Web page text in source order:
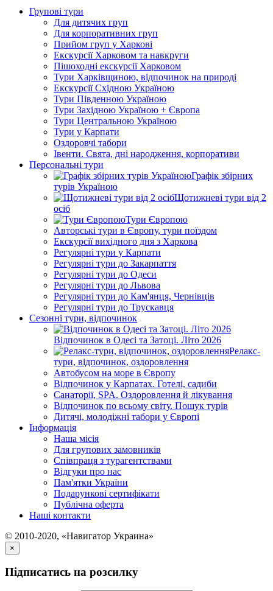
Групові тури
Для дитячих груп
Для корпоративних груп
Прийом груп у Харкові
Екскурсії Харковом та навкруги
Пішоходні екскурсії Харковом
Тури Харківщиною, відпочинок на природі
Екскурсії Східною Україною
Тури Південною Україною
Тури Західною Україною + Європа
Тури Центральною Україною
Тури у Карпати
Оздоровчі табори
Івенти. Свята, дні народження, корпоративи
Персональні тури
Графік збірних
турів Україною
Щотижневі тури від 2
осіб
Тури Європою
Авторські тури в Європу, тури поїздом
Екскурсії вихідного дня з Харкова
Регулярні тури у Карпати
Регулярні тури до Закарпаття
Регулярні тури до Одеси
Регулярні тури до Львова
Регулярні тури до Кам'янця, Чернівців
Регулярні тури до Трускавця
Сезонні тури, відпочинок
Відпочинок в Одесі та Затоці. Літо 2026
Релакс-
тури, відпочинок, оздоровлення
Автобусом на море в Європу
Відпочинок у Карпатах. Готелі, садиби
Санаторії, SPA. Оздоровлення й лікування
Відпочинок по всьому світу. Пошук турів
Дитячі, молодіжні табори у Європі
Інформація
Наша місія
Для групових замовників
Співпраця з турагентствами
Відгуки про нас
Пам'ятки України
Подарункові сертифікати
Публічна оферта
Наші контакти
© 2010-2020, «Навигатор Украина»
×
Підписатись на розсилку